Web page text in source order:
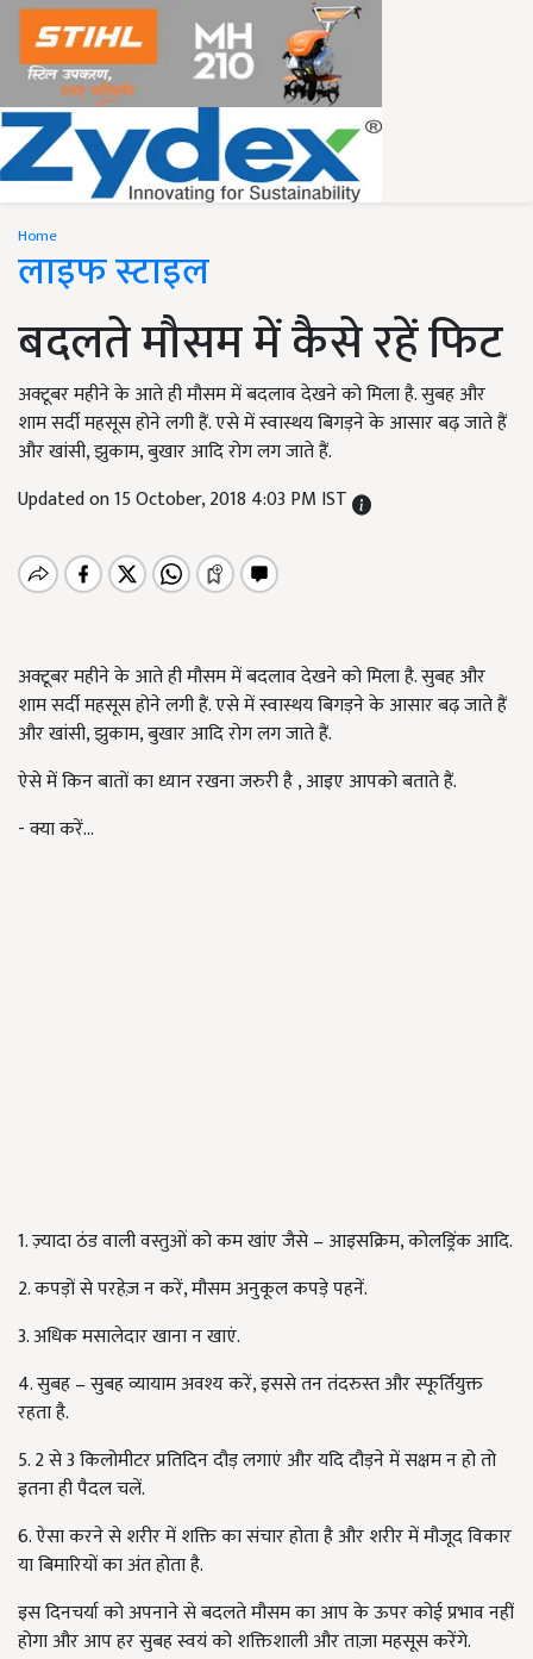
Home
लाइफ स्टाइल
बदलते मौसम में कैसे रहें फिट
अक्टूबर महीने के आते ही मौसम में बदलाव देखने को मिला है. सुबह और
शाम सर्दी महसूस होने लगी हैं. एसे में स्वास्थय बिगड़ने के आसार बढ़ जाते हैं
और खांसी, झुकाम, बुखार आदि रोग लग जाते हैं.
Updated on 15 October, 2018 4:03 PM IST
अक्टूबर महीने के आते ही मौसम में बदलाव देखने को मिला है. सुबह और
शाम सर्दी महसूस होने लगी हैं. एसे में स्वास्थय बिगड़ने के आसार बढ़ जाते हैं
और खांसी, झुकाम, बुखार आदि रोग लग जाते हैं.
ऐसे में किन बातों का ध्यान रखना जरुरी है , आइए आपको बताते हैं.
- क्या करें...
1. ज़्यादा ठंड वाली वस्तुओं को कम खांए जैसे – आइसक्रिम, कोलड्रिंक आदि.
2. कपड़ों से परहेज़ न करें, मौसम अनुकूल कपड़े पहनें.
3. अधिक मसालेदार खाना न खाएं.
4. सुबह – सुबह व्यायाम अवश्य करें, इससे तन तंदरुस्त और स्फूर्तियुक्त
रहता है.
5. 2 से 3 किलोमीटर प्रतिदिन दौड़ लगाएं और यदि दौड़ने में सक्षम न हो तो
इतना ही पैदल चलें.
6. ऐसा करने से शरीर में शक्ति का संचार होता है और शरीर में मौजूद विकार
या बिमारियों का अंत होता है.
इस दिनचर्या को अपनाने से बदलते मौसम का आप के ऊपर कोई प्रभाव नहीं
होगा और आप हर सुबह स्वयं को शक्तिशाली और ताज़ा महसूस करेंगे.